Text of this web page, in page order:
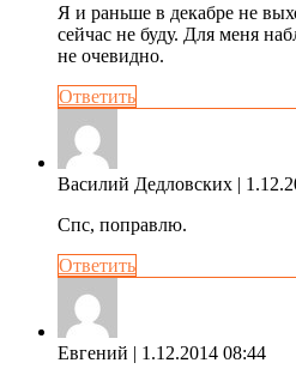
Я и раньше в декабре не
сейчас не буду. Для меня
не очевидно.
Ответить
Василий Дедловских |
Спс, поправлю.
Ответить
Евгений | 1.12.2014 08:44